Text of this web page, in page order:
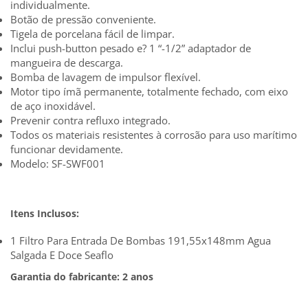
individualmente.
Botão de pressão conveniente.
Tigela de porcelana fácil de limpar.
Inclui push-button pesado e? 1 “-1/2” adaptador de
mangueira de descarga.
Bomba de lavagem de impulsor flexível.
Motor tipo ímã permanente, totalmente fechado, com eixo
de aço inoxidável.
Prevenir contra refluxo integrado.
Todos os materiais resistentes à corrosão para uso marítimo
funcionar devidamente.
Modelo: SF-SWF001
Itens Inclusos:
1 Filtro Para Entrada De Bombas 191,55x148mm Agua
Salgada E Doce Seaflo
Garantia do fabricante: 2 anos